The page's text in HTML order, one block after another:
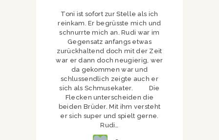
Toni ist sofort zur Stelle als ich
reinkam. Er begrüsste mich und
schnurrte mich an. Rudi war im
Gegensatz anfangs etwas
zurückhaltend doch mit der Zeit
war er dann doch neugierig, wer
da gekommen war und
schlussendlich zeigte auch er
sich als Schmusekater. Die
Flecken unterscheiden die
beiden Brüder. Mit ihm versteht
er sich super und spielt gerne.
Rudi…